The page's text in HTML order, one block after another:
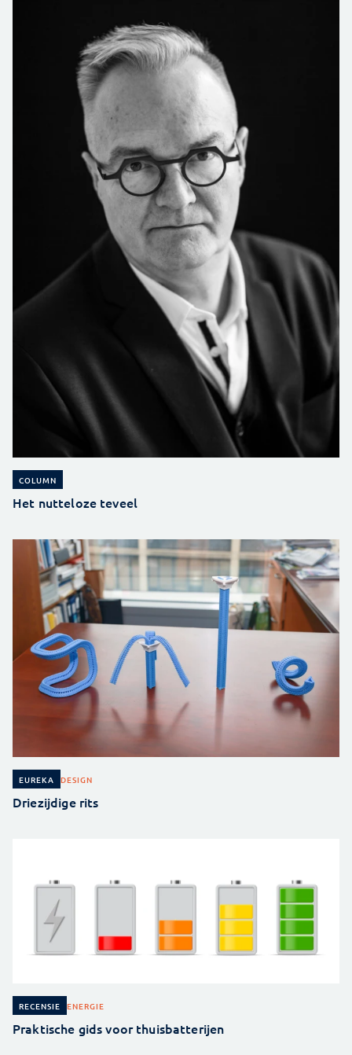
COLUMN
Het nutteloze teveel
EUREKA DESIGN
Driezijdige rits
RECENSIE ENERGIE
Praktische gids voor thuisbatterijen